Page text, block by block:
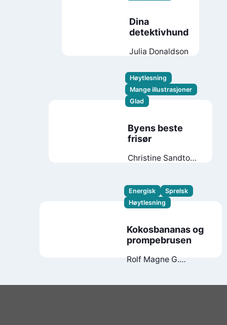
Dina
detektivhund
Julia Donaldson
Høytlesning
Mange illustrasjoner
Glad
Byens beste
frisør
Christine Sandtorv
Energisk
Sprelsk
Høytlesning
Kokosbananas og
prompebrusen
Rolf Magne G.